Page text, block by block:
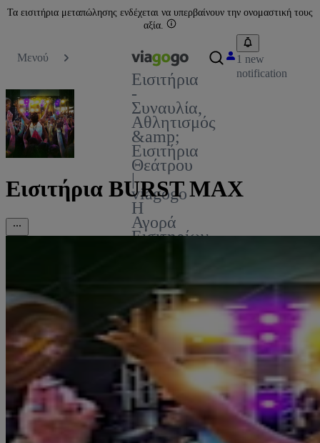
Τα εισιτήρια μεταπώλησης ενδέχεται να υπερβαίνουν την ονομαστική τους
αξία.
Μενού
Εισιτήρια
-
Συναυλία,
Αθλητισμός
&amp;
Εισιτήρια
Θεάτρου
|
viagogo
Η
Αγορά
Εισιτηρίων
1 new
notification
Εισιτήρια BURST MAX